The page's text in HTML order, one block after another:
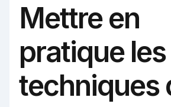
Mettre en
pratique les
techniques